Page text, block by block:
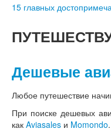
15 главных
Дешевые
Любое путешествие
При поиске дешевых
как Aviasales и Momondo.